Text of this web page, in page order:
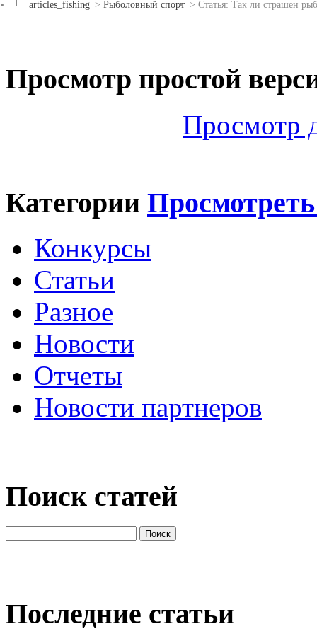
articles_fishing > Рыболовный спорт > Статья: Так ли страшен
Просмотр простой
Просмотр
Категории
Конкурсы
Статьи
Разное
Новости
Отчеты
Новости партнеров
Поиск статей
Последние статьи